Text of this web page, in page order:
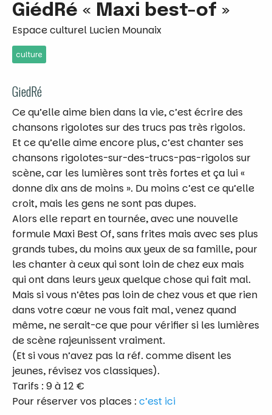
GiédRé « Maxi best-of »
Espace culturel Lucien Mounaix
culture
GiedRé
Ce qu’elle aime bien dans la vie, c’est écrire des
chansons rigolotes sur des trucs pas très rigolos.
Et ce qu’elle aime encore plus, c’est chanter ses
chansons rigolotes-sur-des-trucs-pas-rigolos sur
scène, car les lumières sont très fortes et ça lui «
donne dix ans de moins ». Du moins c’est ce qu’elle
croit, mais les gens ne sont pas dupes.
Alors elle repart en tournée, avec une nouvelle
formule Maxi Best Of, sans frites mais avec ses plus
grands tubes, du moins aux yeux de sa famille, pour
les chanter à ceux qui sont loin de chez eux mais
qui ont dans leurs yeux quelque chose qui fait mal.
Mais si vous n’êtes pas loin de chez vous et que rien
dans votre cœur ne vous fait mal, venez quand
même, ne serait-ce que pour vérifier si les lumières
de scène rajeunissent vraiment.
(Et si vous n’avez pas la réf. comme disent les
jeunes, révisez vos classiques).
Tarifs : 9 à 12 €
Pour réserver vos places : c’est ici